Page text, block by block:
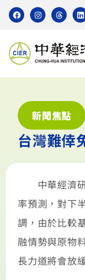
新聞焦點
台灣難倖
中華經濟研
率預測，對下
調，由於比較
融情勢與原物
長力道將會放